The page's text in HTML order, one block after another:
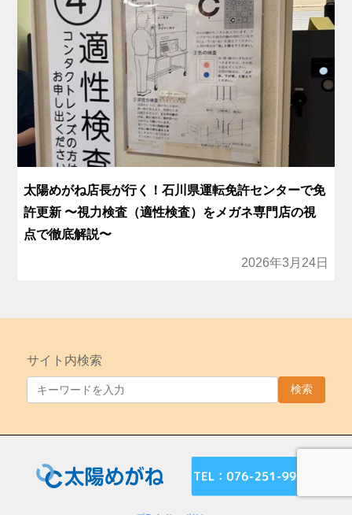
太陽めがね店長が行く！石川県運転免許センターで免
許更新 〜視力検査（適性検査）をメガネ専門店の視
点で徹底解説〜
2026年3月24日
サイト内検索
検索